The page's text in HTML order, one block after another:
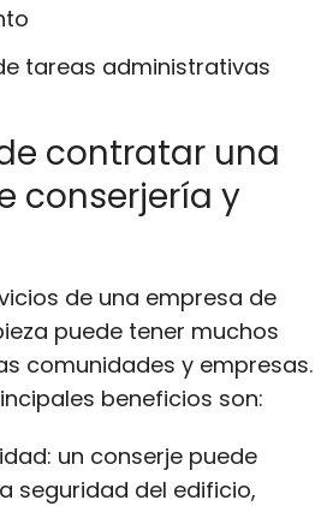
tareas administrativas
contratar una
conserjería y
de una empresa de
puede tener muchos
comunidades y empresas.
beneficios son:
un conserje puede
seguridad del edificio,